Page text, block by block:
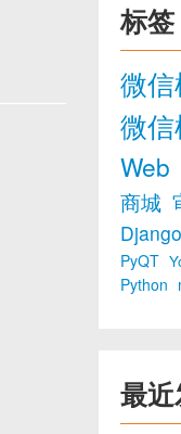
标签
微
微
Web
商城
PyQT
Python
最